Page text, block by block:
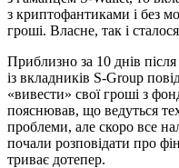
з криптофантиками і без
гроші. Власне, так і
Приблизно за 10 днів після
із вкладників S-Group
«вивести» свої гроші з
пояснював, що ведуться
проблеми, але скоро все
почали розповідати про
триває дотепер.